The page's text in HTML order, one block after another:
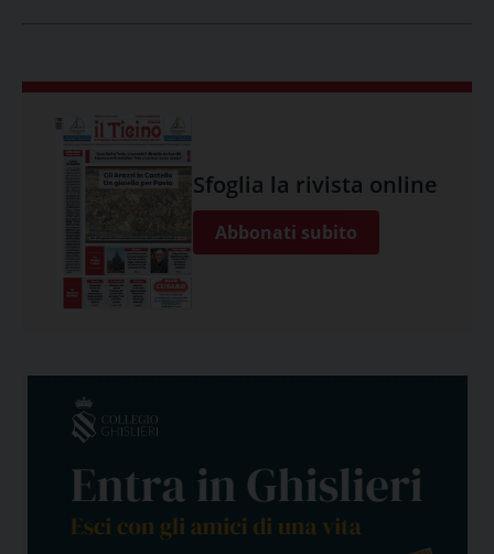
Sfoglia la rivista online
Abbonati subito